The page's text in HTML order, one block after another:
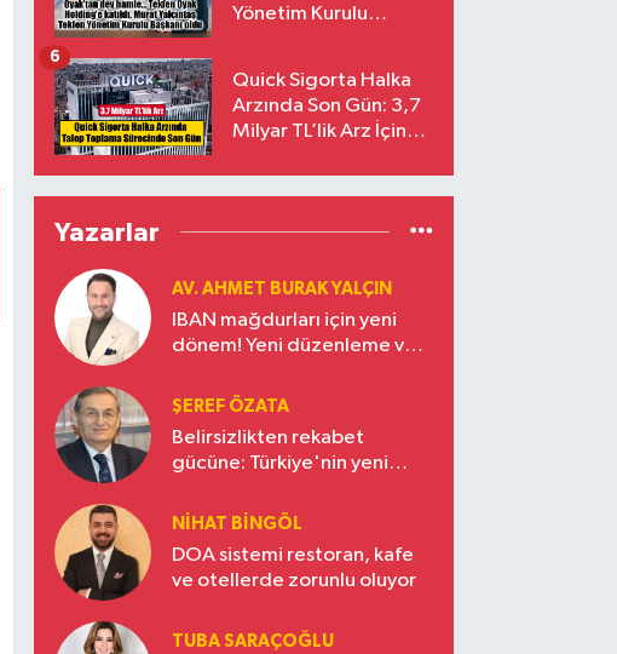
Yönetim Kurulu
Quick Sigorta Halka
Arzında Son Gün: 3,7
Milyar TL’lik Arz İçin
Eriyor
6
Yazarlar
AV. AHMET BURAK YALÇIN
IBAN mağdurları için yeni
dönem! Yeni düzenleme ve
ŞEREF ÖZATA
Belirsizlikten rekabet
gücüne: Türkiye'nin yeni
NIHAT BINGÖL
DOA sistemi restoran, kafe
ve otellerde zorunlu oluyor
TUBA SARAÇOĞLU